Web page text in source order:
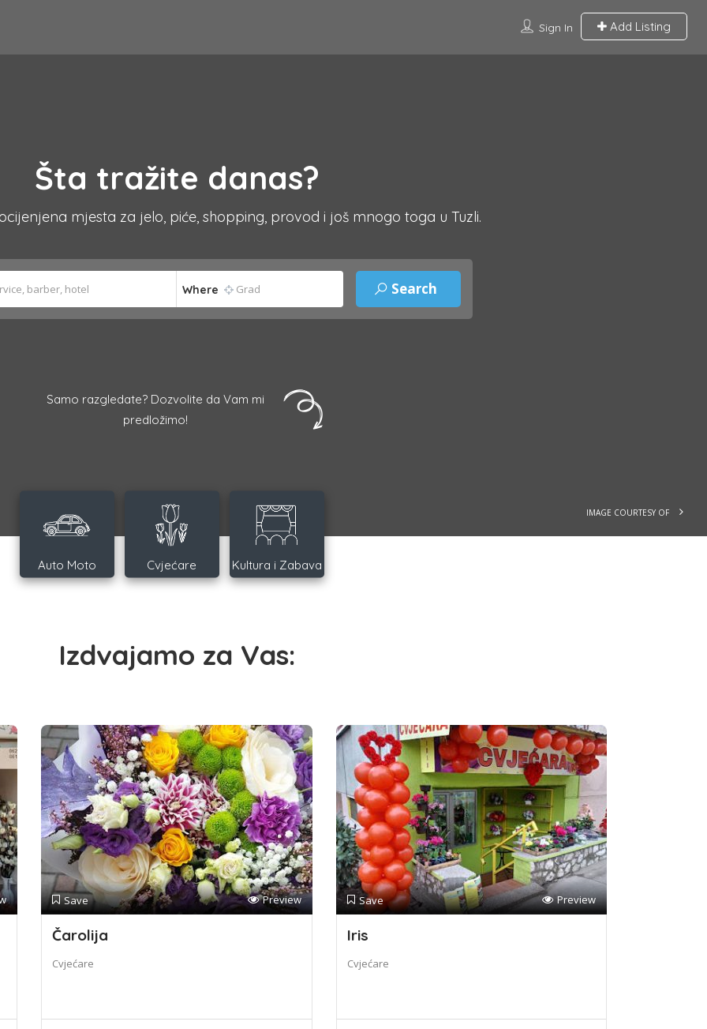
Sign In Add Listing
IMAGE COURTESY OF
Šta tražite danas?
mjesta za jelo, piće, shopping, provod i još mnogo toga u Tuzli.
Where
Samo razgledate? Dozvolite da Vam mi
predložimo!
Auto Moto Cvjećare Kultura i Zabava
Izdvajamo za Vas:
Save Preview
Čarolija
Cvjećare
Save Preview
Iris
Cvjećare